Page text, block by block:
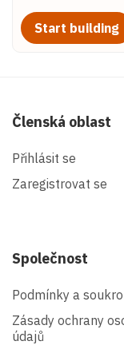
Start building
Členská oblast
Přihlásit se
Zaregistrovat se
Společnost
Podmínky a
Zásady ochrany
údajů